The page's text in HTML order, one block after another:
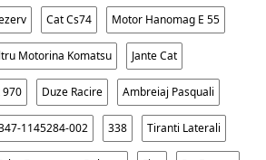
Cat Cs74 Motor Hanomag E 55
Motorina Komatsu Jante Cat
970 Duze Racire Ambreiaj Pasquali
1145284-002 338 Tiranti Laterali